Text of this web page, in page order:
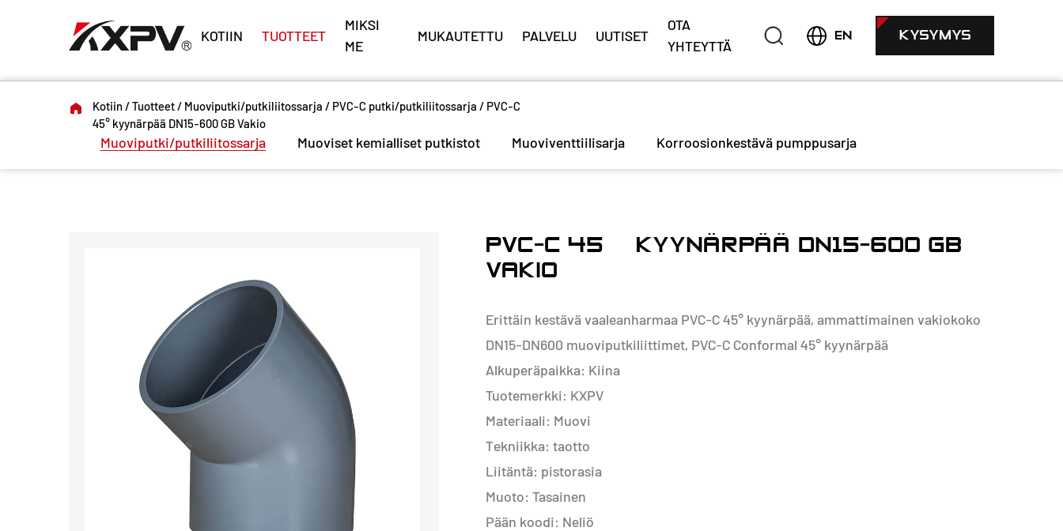
KOTIIN TUOTTEET
MIKSI
ME
MUKAUTETTU PALVELU UUTISET
OTA
YHTEYTTÄ
EN KYSYMYS
Kotiin/Tuotteet/ Muoviputki/putkiliitossarja / PVC-C putki/putkiliitossarja / PVC-C
45° kyynärpää DN15-600 GB Vakio
Muoviputki/putkiliitossarja Muoviset kemialliset putkistot Muoviventtiilisarja Korroosionkestävä pumppusarja
PVC-C 45° KYYNÄRPÄÄ DN15-600 GB
VAKIO
Erittäin kestävä vaaleanharmaa PVC-C 45° kyynärpää, ammattimainen vakiokoko
DN15-DN600 muoviputkiliittimet, PVC-C Conformal 45° kyynärpää
Alkuperäpaikka: Kiina
Tuotemerkki: KXPV
Materiaali: Muovi
Tekniikka: taotto
Liitäntä: pistorasia
Muoto: Tasainen
Pään koodi: Neliö